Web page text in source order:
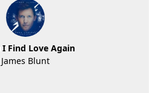
I Find Love Again
James Blunt